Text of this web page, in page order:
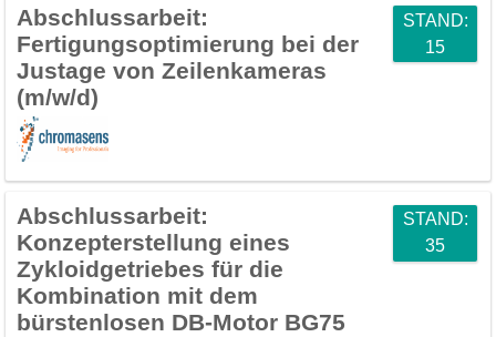
Abschlussarbeit:
Fertigungsoptimierung bei der
Justage von Zeilenkameras
(m/w/d)
STAND:
15
Abschlussarbeit:
Konzepterstellung eines
Zykloidgetriebes für die
Kombination mit dem
bürstenlosen DB-Motor BG75
STAND:
35